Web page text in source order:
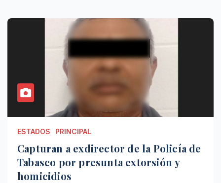
ESTADOS PRINCIPAL
Capturan a exdirector de la Policía de
Tabasco por presunta extorsión y
homicidios